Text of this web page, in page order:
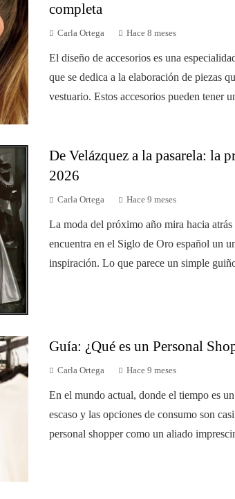
completa
Carla Ortega Hace 8 meses
El diseño de accesorios es una
que se dedica a la elaboración de piezas
vestuario. Estos accesorios pueden tener
De Velázquez a la pasarela: la
2026
Carla Ortega Hace 9 meses
La moda del próximo año mira hacia atrás
encuentra en el Siglo de Oro español un
inspiración. Lo que parece un simple
Guía: ¿Qué es un Personal
Carla Ortega Hace 9 meses
En el mundo actual, donde el tiempo es
escaso y las opciones de consumo son
personal shopper como un aliado